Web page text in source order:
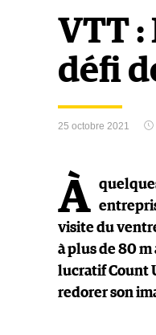
VTT
défi
25 octobre 2021
À
visite du
à plus de 80
lucratif Count
redorer son